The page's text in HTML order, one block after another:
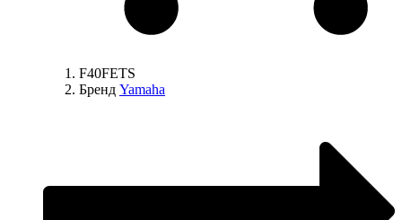
F40FETS
Бренд Yamaha